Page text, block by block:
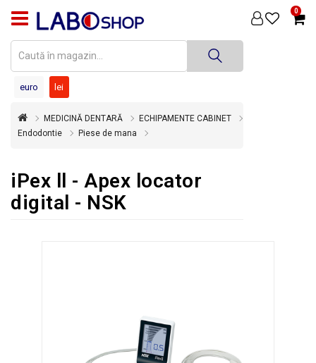
0
PRODUSE
DENTARĂ
DENTARĂ
STERILIZARE
SUPER
euro lei
MEDICINĂ DENTARĂ
ECHIPAMENTE CABINET
Endodontie
Piese de mana
iPex ll - Apex locator
digital - NSK